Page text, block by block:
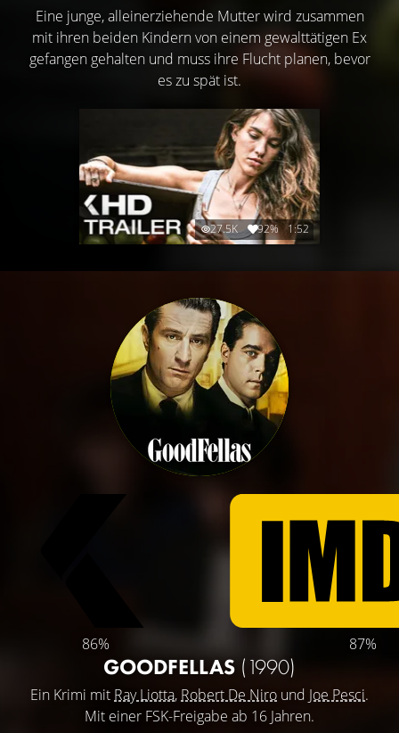
Eine junge, alleinerziehende Mutter wird zusammen
mit ihren beiden Kindern von einem gewalttätigen Ex
gefangen gehalten und muss ihre Flucht planen, bevor
es zu spät ist.
27.5K 92% 1:52
86% 87%
GOODFELLAS (1990)
Ein Krimi mit Ray Liotta, Robert De Niro und Joe Pesci.
Mit einer FSK-Freigabe ab 16 Jahren.